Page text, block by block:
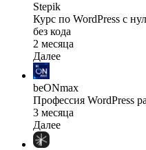
Stepik
Курс по WordPress с
без кода
2 месяца
Далее
beONmax
Профессия WordPress
3 месяца
Далее